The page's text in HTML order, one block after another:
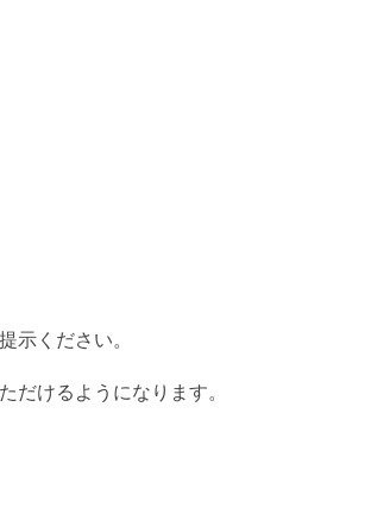
示ください。
だけるようになります。